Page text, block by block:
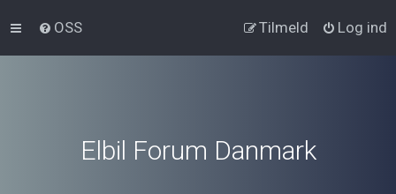
OSS Log ind
Tilmeld
Elbil Forum Danmark